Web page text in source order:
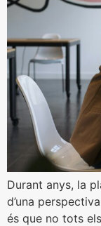
Durant anys, la
d’una
és que no tots